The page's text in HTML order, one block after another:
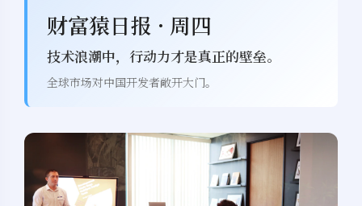
财富猿日报 · 周四
技术浪潮中，行动力才是真正的壁垒。
全球市场对中国开发者敞开大门。